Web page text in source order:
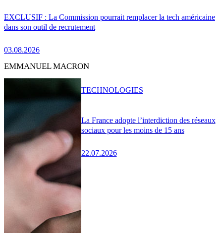
EXCLUSIF : La Commission pourrait remplacer la tech américaine
dans son outil de recrutement
03.08.2026
EMMANUEL MACRON
La France adopte l’interdiction des réseaux
sociaux pour les moins de 15 ans
22.07.2026
TECHNOLOGIES